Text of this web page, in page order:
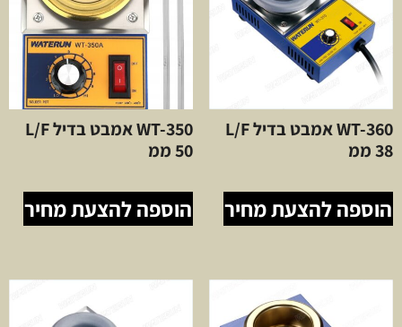
WT-360 אמבט בדיל L/F
38 ממ
הוספה להצעת מחיר
WT-350 אמבט בדיל L/F
50 ממ
הוספה להצעת מחיר